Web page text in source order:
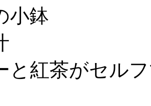
小鉢
と紅茶がセル